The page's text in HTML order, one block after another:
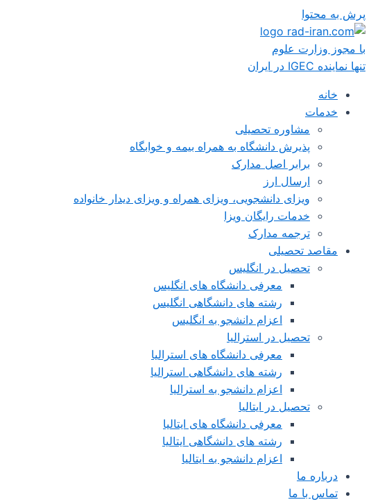
پرش به محتوا
با مجوز وزارت علوم
تنها نماینده IGEC در ایران
خانه
خدمات
مشاوره تحصیلی
پذیرش دانشگاه به همراه بیمه و خوابگاه
برابر اصل مدارک
ارسال ارز
ویزای دانشجویی، ویزای همراه و ویزای دیدار خانواده
خدمات رایگان ویزا
ترجمه مدارک
مقاصد تحصیلی
تحصیل در انگلیس
معرفی دانشگاه های انگلیس
رشته های دانشگاهی انگلیس
اعزام دانشجو به انگلیس
تحصیل در استرالیا
معرفی دانشگاه های استرالیا
رشته های دانشگاهی استرالیا
اعزام دانشجو به استرالیا
تحصیل در ایتالیا
معرفی دانشگاه های ایتالیا
رشته های دانشگاهی ایتالیا
اعزام دانشجو به ایتالیا
درباره ما
تماس با ما